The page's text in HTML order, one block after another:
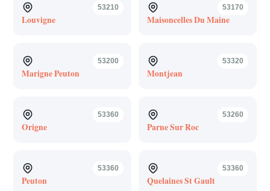
53210
Louvigne
53170
Maisoncelles Du Maine
53200
Marigne Peuton
53320
Montjean
53360
Origne
53260
Parne Sur Roc
53360
Peuton
53360
Quelaines St Gault